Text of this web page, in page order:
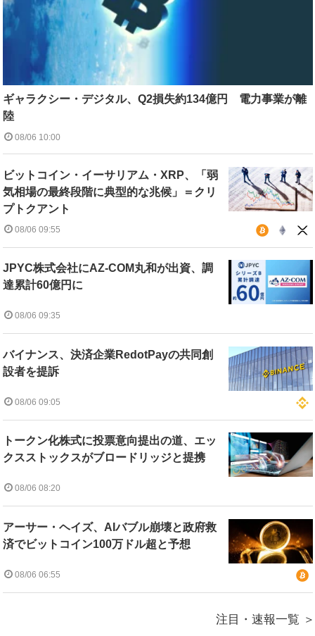
ギャラクシー・デジタル、Q2損失約134億円 電力事業が離
陸
08/06 10:00
ビットコイン・イーサリアム・XRP、「弱
気相場の最終段階に典型的な兆候」＝クリ
プトクアント
08/06 09:55
JPYC株式会社にAZ-COM丸和が出資、調
達累計60億円に
08/06 09:35
バイナンス、決済企業RedotPayの共同創
設者を提訴
08/06 09:05
トークン化株式に投票意向提出の道、エッ
クスストックスがブロードリッジと提携
08/06 08:20
アーサー・ヘイズ、AIバブル崩壊と政府救
済でビットコイン100万ドル超と予想
08/06 06:55
注目・速報一覧